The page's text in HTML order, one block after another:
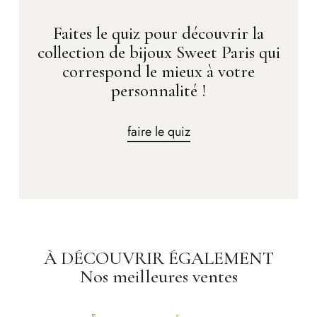
Faites le quiz pour découvrir la
collection de bijoux Sweet Paris qui
correspond le mieux à votre
personnalité !
faire le quiz
À DÉCOUVRIR ÉGALEMENT
Nos meilleures ventes